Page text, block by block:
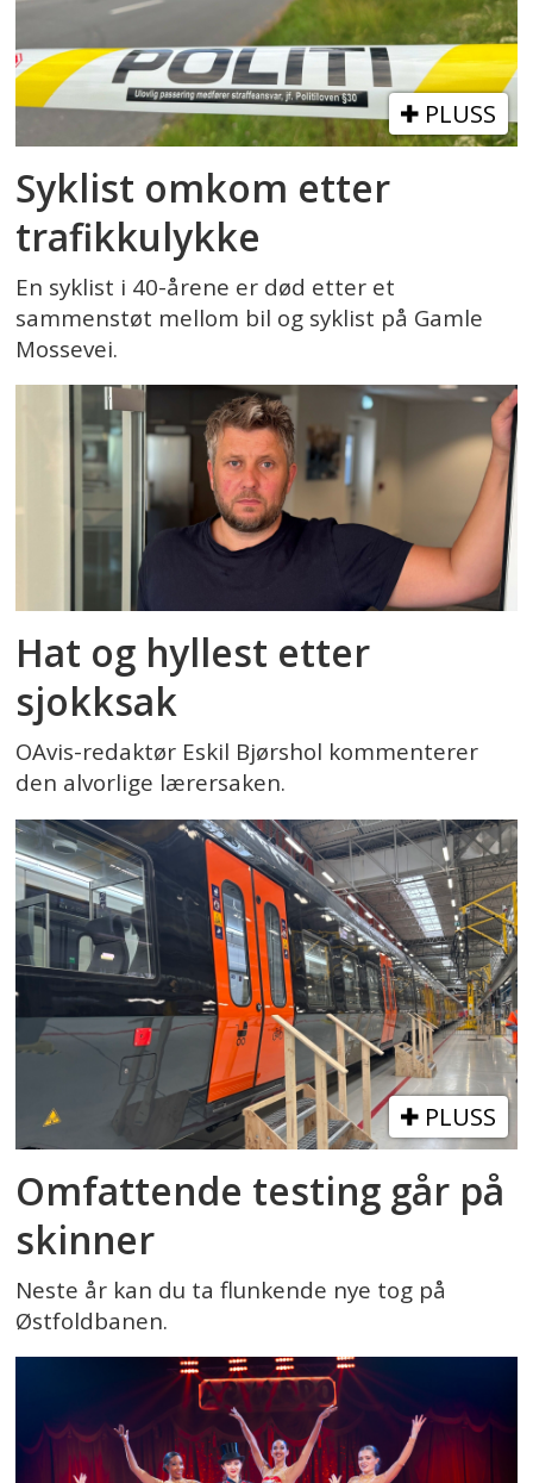
PLUSS
Syklist omkom etter
trafikkulykke
En syklist i 40-årene er død etter et
sammenstøt mellom bil og syklist på Gamle
Mossevei.
Hat og hyllest etter
sjokksak
OAvis-redaktør Eskil Bjørshol kommenterer
den alvorlige lærersaken.
PLUSS
Omfattende testing går på
skinner
Neste år kan du ta flunkende nye tog på
Østfoldbanen.